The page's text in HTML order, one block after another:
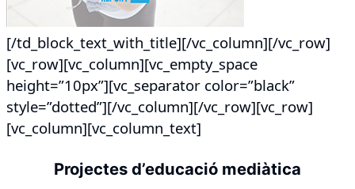
[/td_block_text_with_title][/vc_column][/vc_row]
[vc_row][vc_column][vc_empty_space
height=”10px”][vc_separator color=”black”
style=”dotted”][/vc_column][/vc_row][vc_row]
[vc_column][vc_column_text]
Projectes d’educació mediàtica